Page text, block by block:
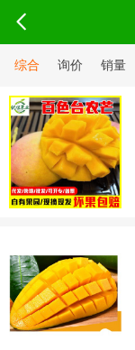
综合 询价 销量